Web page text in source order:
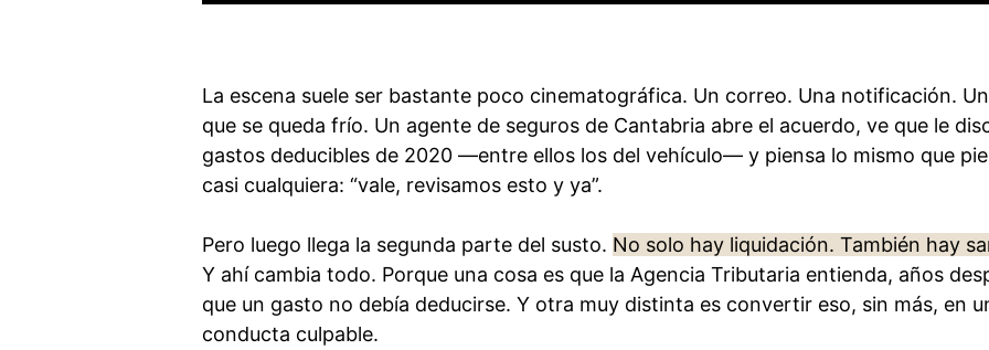
La escena suele ser bastante poco cinematográfica. Un correo. Una notificación.
que se queda frío. Un agente de seguros de Cantabria abre el acuerdo, ve que le
gastos deducibles de 2020 —entre ellos los del vehículo— y piensa lo mismo que
casi cualquiera: “vale, revisamos esto y ya”.
Pero luego llega la segunda parte del susto. No solo hay liquidación. También hay
Y ahí cambia todo. Porque una cosa es que la Agencia Tributaria entienda, años
que un gasto no debía deducirse. Y otra muy distinta es convertir eso, sin más, en
conducta culpable.